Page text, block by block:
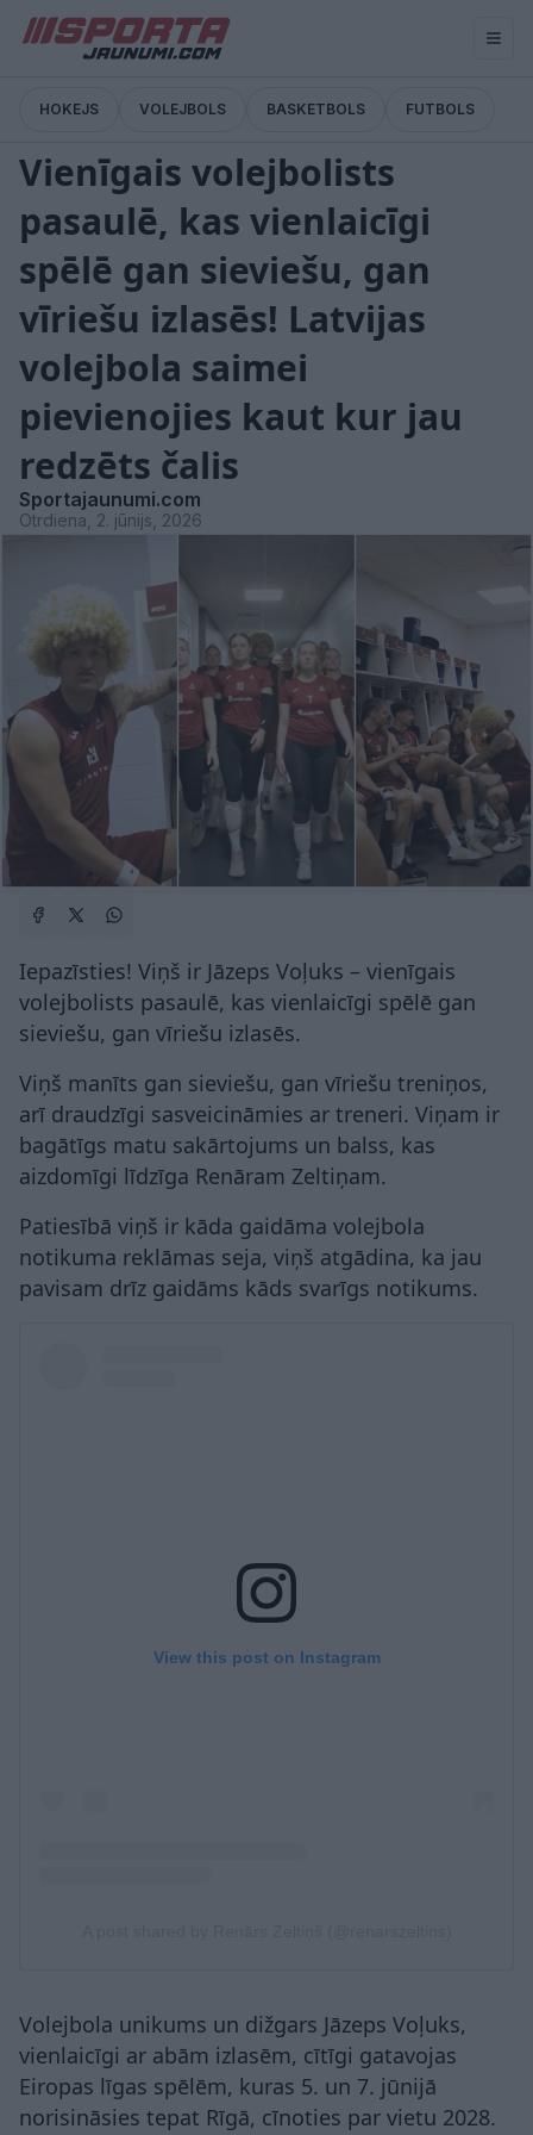
HOKEJS VOLEJBOLS BASKETBOLS FUTBOLS
Vienīgais volejbolists
pasaulē, kas vienlaicīgi
spēlē gan sieviešu, gan
vīriešu izlasēs! Latvijas
volejbola saimei
pievienojies kaut kur jau
redzēts čalis
Sportajaunumi.com
Otrdiena, 2. jūnijs, 2026
Iepazīsties! Viņš ir Jāzeps Voļuks – vienīgais
volejbolists pasaulē, kas vienlaicīgi spēlē gan
sieviešu, gan vīriešu izlasēs.
Viņš manīts gan sieviešu, gan vīriešu treniņos,
arī draudzīgi sasveicināmies ar treneri. Viņam ir
bagātīgs matu sakārtojums un balss, kas
aizdomīgi līdzīga Renāram Zeltiņam.
Patiesībā viņš ir kāda gaidāma volejbola
notikuma reklāmas seja, viņš atgādina, ka jau
pavisam drīz gaidāms kāds svarīgs notikums.
View this post on Instagram
Volejbola unikums un dižgars Jāzeps Voļuks,
vienlaicīgi ar abām izlasēm, cītīgi gatavojas
Eiropas līgas spēlēm, kuras 5. un 7. jūnijā
norisināsies tepat Rīgā, cīnoties par vietu 2028.